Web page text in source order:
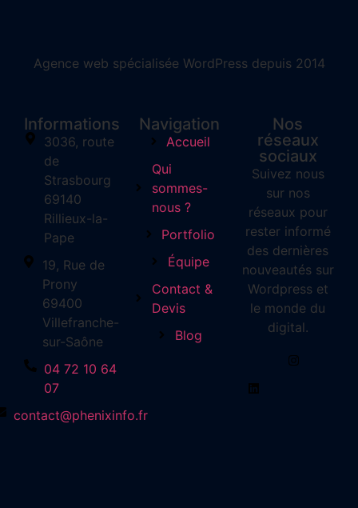
Agence web spécialisée WordPress depuis 2014
Informations
3036, route
de
Strasbourg
69140
Rillieux-la-
Pape
19, Rue de
Prony
69400
Villefranche-
sur-Saône
04 72 10 64
07
contact@phenixinfo.fr
Navigation
Accueil
Qui
sommes-
nous ?
Portfolio
Équipe
Contact &
Devis
Blog
Nos
réseaux
sociaux
Suivez nous
sur nos
réseaux pour
rester informé
des dernières
nouveautés sur
Wordpress et
le monde du
digital.